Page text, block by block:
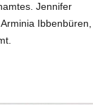
Jennifer
Ibbenbüren,